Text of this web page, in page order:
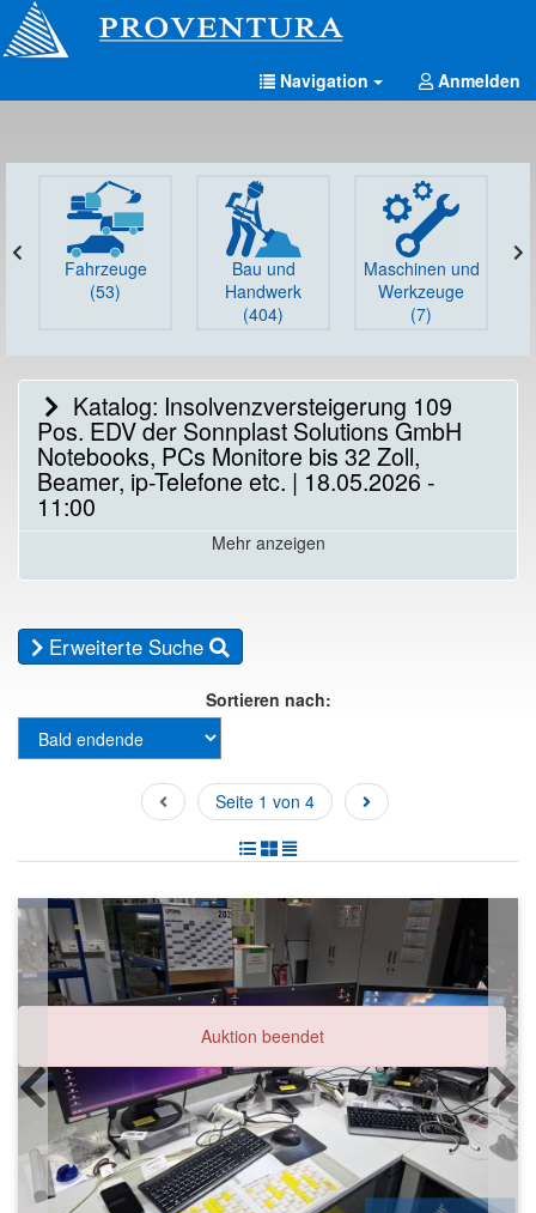
Navigation Anmelden
Fahrzeuge
(53)
Bau und
Handwerk
(404)
Maschinen und
Werkzeuge
(7)
Katalog: Insolvenzversteigerung 109
Pos. EDV der Sonnplast Solutions GmbH
Notebooks, PCs Monitore bis 32 Zoll,
Beamer, ip-Telefone etc. | 18.05.2026 -
11:00
Mehr anzeigen
Erweiterte Suche
Sortieren nach:
Seite 1 von 4
Auktion beendet